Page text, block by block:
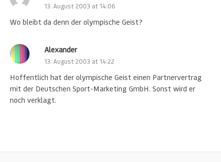
13. August 2003 at 14:06
Wo bleibt da denn der olympische Geist?
Alexander
13. August 2003 at 14:22
Hoffentlich hat der olympische Geist einen Partnervertrag
mit der Deutschen Sport-Marketing GmbH. Sonst wird er
noch verklagt.